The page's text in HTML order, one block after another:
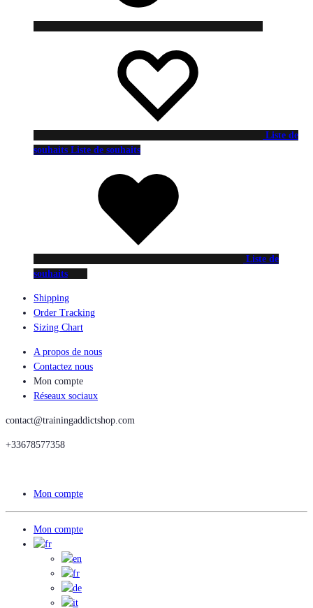
Liste de
souhaits Liste de souhaits
Liste de
souhaits
Shipping
Order Tracking
Sizing Chart
A propos de nous
Contactez nous
Mon compte
Réseaux sociaux
contact@trainingaddictshop.com
+33678577358
Mon compte
Mon compte